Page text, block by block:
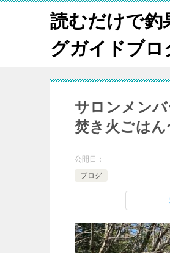
読むだけで
グガイドブロ
サロンメン
焚き火ごはん
公開日：
ブログ